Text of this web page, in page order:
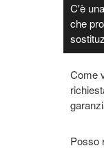
C'è
che
Come
Posso